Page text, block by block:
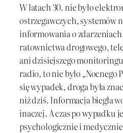
W latach 30. nie było
ostrzegawczych, systemów
informowania o
ratownictwa drogowego,
ani dzisiejszego
radio, to nie było „Nocnego
się wypadek, droga była
niż dziś. Informacja biegła
inaczej. A czas po wypadku
psychologicznie i